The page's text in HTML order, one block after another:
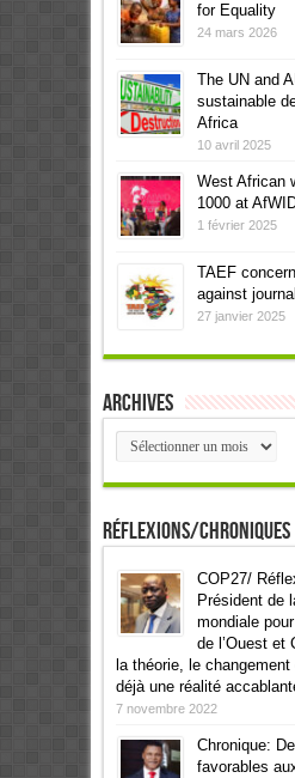
for Equality
24 mars 2026
The UN and
sustainable
Africa
10 avril 2025
West African
1000 at
1 février 2025
TAEF
against
27 janvier 2025
Archives
Archives
Réflexions/Chroniques
COP27/
Président de
mondiale
de l’Ouest et
la théorie, le
déjà une réalité
7 novembre 2022
Chronique:
favorables